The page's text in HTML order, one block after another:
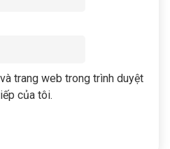
trang web trong trình duyệt
của tôi.